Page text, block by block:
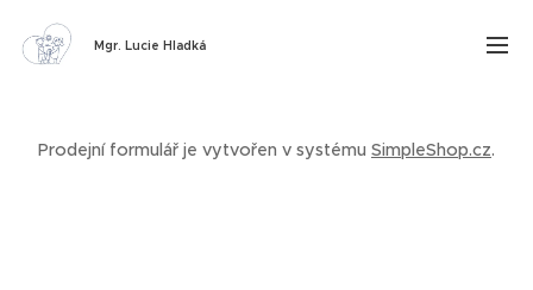
Mgr. Lucie Hladká
Prodejní formulář je vytvořen v systému SimpleShop.cz.